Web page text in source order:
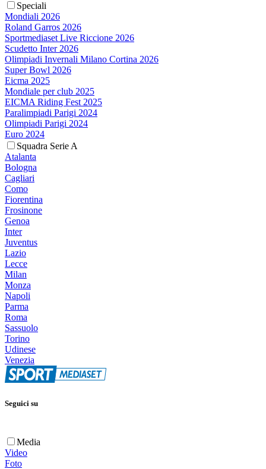
Speciali
Mondiali 2026
Roland Garros 2026
Sportmediaset Live Riccione 2026
Scudetto Inter 2026
Olimpiadi Invernali Milano Cortina 2026
Super Bowl 2026
Eicma 2025
Mondiale per club 2025
EICMA Riding Fest 2025
Paralimpiadi Parigi 2024
Olimpiadi Parigi 2024
Euro 2024
Squadra Serie A
Atalanta
Bologna
Cagliari
Como
Fiorentina
Frosinone
Genoa
Inter
Juventus
Lazio
Lecce
Milan
Monza
Napoli
Parma
Roma
Sassuolo
Torino
Udinese
Venezia
Seguici su
Media
Video
Foto